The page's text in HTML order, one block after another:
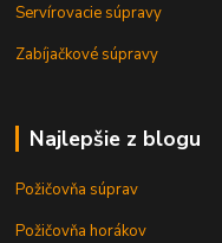
Servírovacie súpravy
Zabíjačkové súpravy
Najlepšie z blogu
Požičovňa súprav
Požičovňa horákov